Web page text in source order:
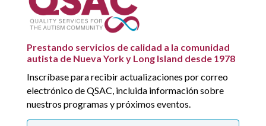
Prestando servicios de calidad a la comunidad
autista de Nueva York y Long Island desde 1978
Inscríbase para recibir actualizaciones por correo
electrónico de QSAC, incluida información sobre
nuestros programas y próximos eventos.